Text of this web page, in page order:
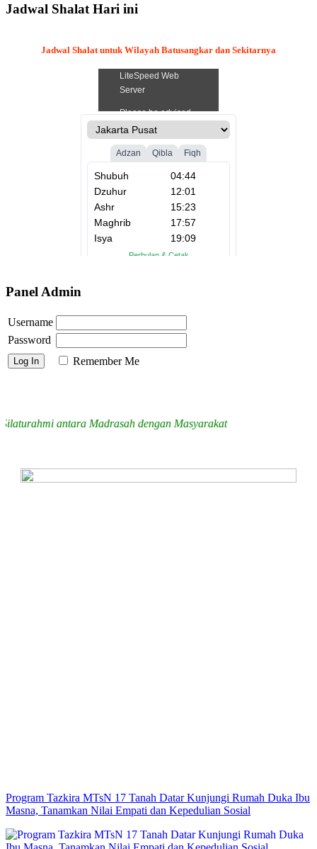
Jadwal Shalat Hari ini
Jadwal Shalat untuk Wilayah Batusangkar dan Sekitarnya
Panel Admin
Username
Password
Remember Me
antara Madrasah dengan Masyarakat
Program Tazkira MTsN 17 Tanah Datar Kunjungi Rumah Duka Ibu
Masna, Tanamkan Nilai Empati dan Kepedulian Sosial